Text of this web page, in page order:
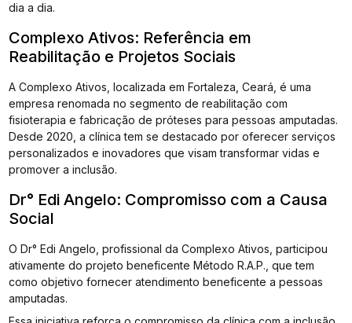
dia a dia.
Complexo Ativos: Referência em
Reabilitação e Projetos Sociais
A Complexo Ativos, localizada em Fortaleza, Ceará, é uma
empresa renomada no segmento de reabilitação com
fisioterapia e fabricação de próteses para pessoas amputadas.
Desde 2020, a clínica tem se destacado por oferecer serviços
personalizados e inovadores que visam transformar vidas e
promover a inclusão.
Dr° Edi Angelo: Compromisso com a Causa
Social
O Dr° Edi Angelo, profissional da Complexo Ativos, participou
ativamente do projeto beneficente Método R.A.P., que tem
como objetivo fornecer atendimento beneficente a pessoas
amputadas.